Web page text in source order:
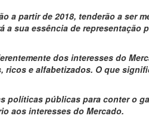
a partir de 2018, tenderão a ser
sua essência de representação
dos interesses do
ricos e alfabetizados. O que
políticas públicas para conter o
aos interesses do Mercado.